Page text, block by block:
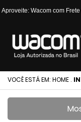
Aproveite: Wacom com
VOCÊ ESTÁ EM: HOME .